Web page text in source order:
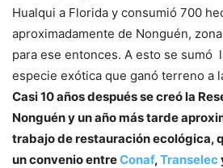
Hualqui a Florida y consumió 700
aproximadamente de Nonguén,
para ese entonces. A esto se sumó
especie exótica que ganó terreno a
Casi 10 años después se creó la
Nonguén y un año más tarde
trabajo de restauración ecológica,
un convenio entreConaf,Transelec